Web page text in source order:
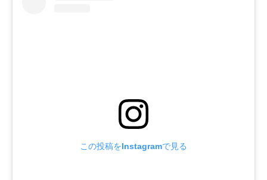
この投稿をInstagramで見る